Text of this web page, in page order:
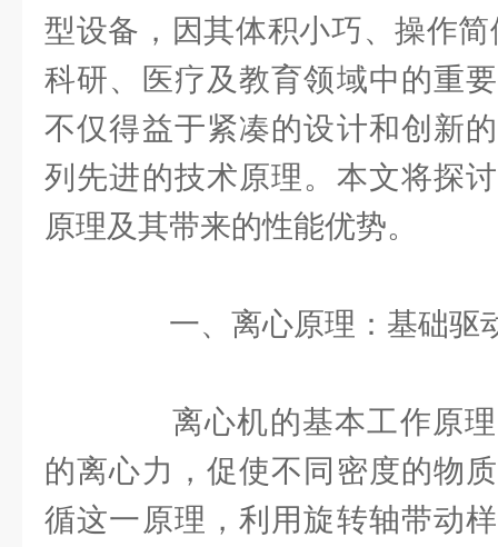
型设备，因其体积小巧、操作
科研、医疗及教育领域中的重
不仅得益于紧凑的设计和创新
列先进的技术原理。本文将探
原理及其带来的性能优势。
一、离心原理：基础驱
离心机的基本工作原理
的离心力，促使不同密度的物
循这一原理，利用旋转轴带动